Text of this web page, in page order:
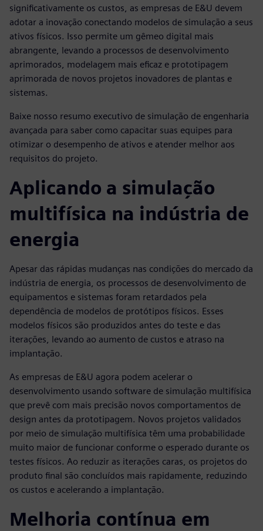
significativamente os custos, as empresas de E&U devem
adotar a inovação conectando modelos de simulação a seus
ativos físicos. Isso permite um gêmeo digital mais
abrangente, levando a processos de desenvolvimento
aprimorados, modelagem mais eficaz e prototipagem
aprimorada de novos projetos inovadores de plantas e
sistemas.
Baixe nosso resumo executivo de simulação de engenharia
avançada para saber como capacitar suas equipes para
otimizar o desempenho de ativos e atender melhor aos
requisitos do projeto.
Aplicando a simulação
multifísica na indústria de
energia
Apesar das rápidas mudanças nas condições do mercado da
indústria de energia, os processos de desenvolvimento de
equipamentos e sistemas foram retardados pela
dependência de modelos de protótipos físicos. Esses
modelos físicos são produzidos antes do teste e das
iterações, levando ao aumento de custos e atraso na
implantação.
As empresas de E&U agora podem acelerar o
desenvolvimento usando software de simulação multifísica
que prevê com mais precisão novos comportamentos de
design antes da prototipagem. Novos projetos validados
por meio de simulação multifísica têm uma probabilidade
muito maior de funcionar conforme o esperado durante os
testes físicos. Ao reduzir as iterações caras, os projetos do
produto final são concluídos mais rapidamente, reduzindo
os custos e acelerando a implantação.
Melhoria contínua em